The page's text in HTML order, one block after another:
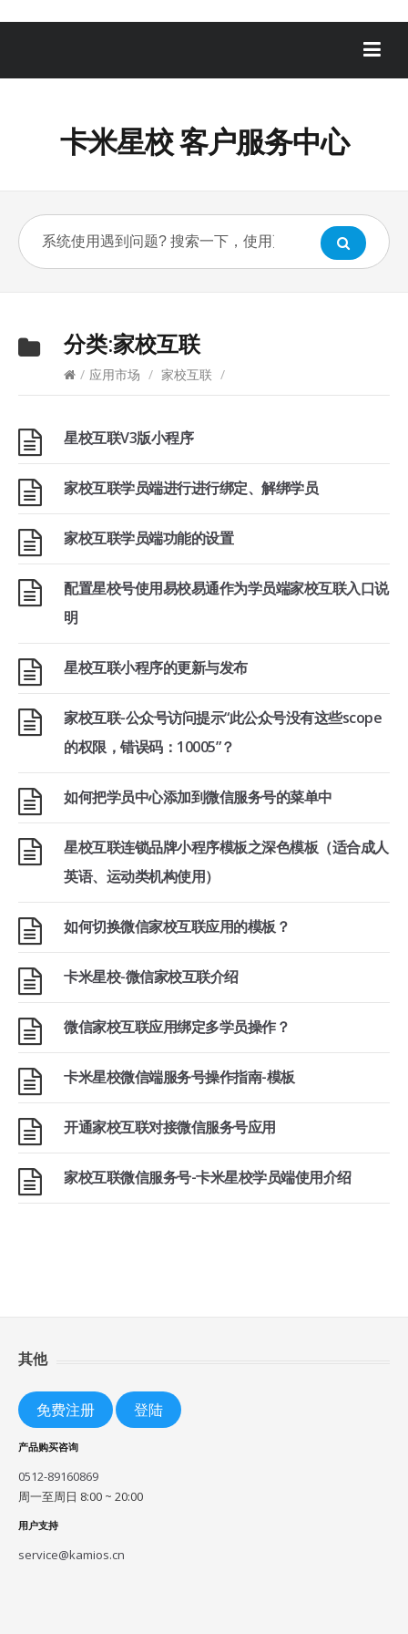
卡米星校 客户服务中心
分类:家校互联
/ 应用市场 / 家校互联 /
星校互联V3版小程序
家校互联学员端进行进行绑定、解绑学员
家校互联学员端功能的设置
配置星校号使用易校易通作为学员端家校互联入口说
明
星校互联小程序的更新与发布
家校互联-公众号访问提示“此公众号没有这些scope
的权限，错误码：10005”？
如何把学员中心添加到微信服务号的菜单中
星校互联连锁品牌小程序模板之深色模板（适合成人
英语、运动类机构使用）
如何切换微信家校互联应用的模板？
卡米星校-微信家校互联介绍
微信家校互联应用绑定多学员操作？
卡米星校微信端服务号操作指南-模板
开通家校互联对接微信服务号应用
家校互联微信服务号-卡米星校学员端使用介绍
其他
免费注册 登陆
产品购买咨询
0512-89160869
周一至周日 8:00 ~ 20:00
用户支持
service@kamios.cn